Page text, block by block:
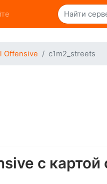
Offensive c1m2_streets
с картой